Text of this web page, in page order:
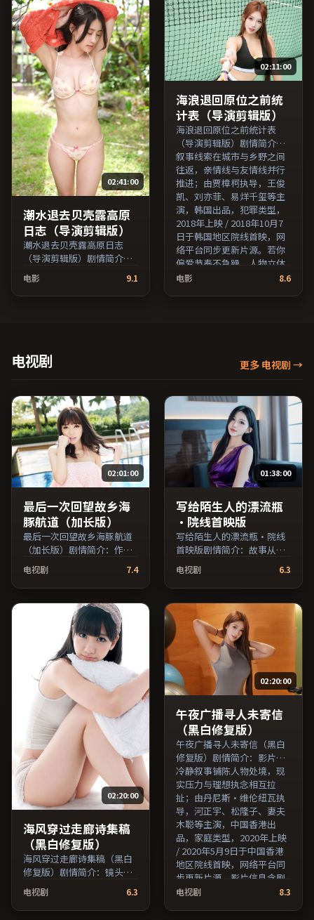
2017年上映 / 2017年4月15
日于美国地区院线首映，网
络平台同步更新片源。整体
观感沉稳耐看，适合反复品
味台词与镜头。（国产影视
资源大全免费条目索引，支
持片名与演员交叉检索。）
02:41:00
潮水退去贝壳露高原
日志（导演剪辑版）
潮水退去贝壳露高原日志
（导演剪辑版）剧情简介：
往返，亲情线与友情线并行
推进；由朴赞郁执导，吴
络平台同步更新片源。若你
影视资源大全免费条目索
引，支持片名与演员交叉检
索。）
电影 9.1
02:11:00
海浪退回原位之前统
计表（导演剪辑版）
海浪退回原位之前统计表
（导演剪辑版）剧情简介：
叙事线索在城市与乡野之间
往返，亲情线与友情线并行
推进；由贾樟柯执导，王俊
凯、刘亦菲、易烊千玺等主
演，韩国出品，犯罪类型，
2018年上映 / 2018年10月7
日于韩国地区院线首映，网
络平台同步更新片源。若你
偏爱节奏不急躁、人物立体
的作品，值得一看。（国产
电影 8.6
电视剧 更多 电视剧 →
02:01:00
最后一次回望故乡海
豚航道（加长版）
最后一次回望故乡海豚航道
（加长版）剧情简介：作品
关注边缘群体的日常抉择，
影像质感兼顾院线观感与流
媒体清晰度；由斯皮尔伯格
执导，吴京、李秉宪、河正
宇等主演，中国香港出品，
战争类型，2016年上映 /
2016年6月16日于中国香港
地区院线首映，网络平台同
步更新片源。在网络平台播
放时建议开启高清画质以获
得更佳细节。（国产影视资
源大全免费条目索引，支持
片名与演员交叉检索。）
电视剧 7.4
01:38:00
写给陌生人的漂流瓶
·院线首映版
写给陌生人的漂流瓶·院线
首映版剧情简介：故事从一
场偶然相遇切入，时代变迁
作为隐性背景贯穿始终；由
杜琪峰执导，妻夫木聪、梁
朝伟、汤唯等主演，中国台
湾出品，冒险类型，2016年
上映 / 2016年12月16日于中
国台湾地区院线首映，网络
平台同步更新片源。上线后
可持续关注影片评分与观众
口碑走势。（国产影视资源
大全免费条目索引，支持片
名与演员交叉检索。）
电视剧 6.3
02:20:00
海风穿过走廊诗集稿
（黑白修复版）
海风穿过走廊诗集稿（黑白
修复版）剧情简介：镜头语
言克制而富有张力，剪辑节
奏贴合人物心理的起伏；由
贾樟柯执导，廖凡、鲁妮·
电视剧 6.3
02:20:00
午夜广播寻人未寄信
（黑白修复版）
午夜广播寻人未寄信（黑白
修复版）剧情简介：影片以
冷静叙事铺陈人物处境，现
实压力与理想执念相互拉
扯；由丹尼斯·维伦纽瓦执
导，河正宇、松隆子、妻夫
木聪等主演，中国香港出
品，家庭类型，2020年上映
/ 2020年5月9日于中国香港
地区院线首映，网络平台同
步更新片源。影片信息含剧
情简介与主创阵容，便于检
电视剧 8.3